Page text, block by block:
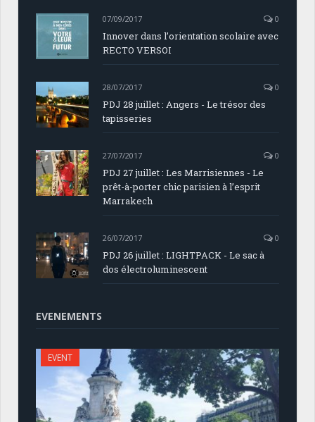
07/09/2017 0
Innover dans l’orientation scolaire avec
RECTO VERSOI
28/07/2017 0
PDJ 28 juillet : Angers - Le trésor des
tapisseries
27/07/2017 0
PDJ 27 juillet : Les Marrisiennes - Le
prêt-à-porter chic parisien à l’esprit
Marrakech
26/07/2017 0
PDJ 26 juillet : LIGHTPACK - Le sac à
dos électroluminescent
EVENEMENTS
EVENT